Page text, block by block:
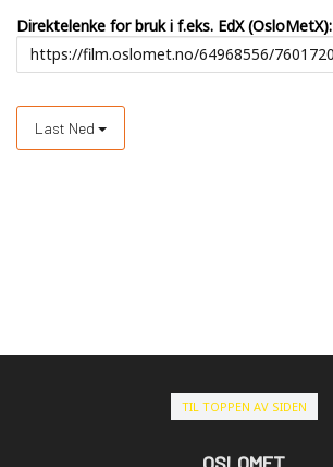
Direktelenke for bruk i f.eks. EdX (OsloMetX):
Last Ned
TIL TOPPEN AV SIDEN